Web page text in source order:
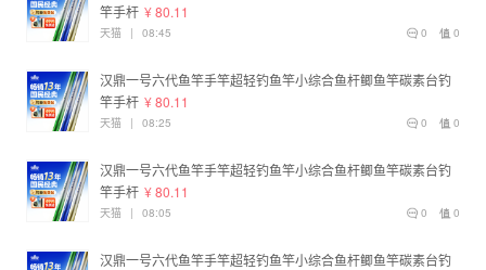
竿手杆 ¥ 80.11
0
0
天猫 | 08:45
汉鼎一号六代鱼竿手竿超轻钓鱼竿小综合鱼杆鲫鱼竿碳素台钓
竿手杆 ¥ 80.11
0
0
天猫 | 08:25
汉鼎一号六代鱼竿手竿超轻钓鱼竿小综合鱼杆鲫鱼竿碳素台钓
竿手杆 ¥ 80.11
0
0
天猫 | 08:05
汉鼎一号六代鱼竿手竿超轻钓鱼竿小综合鱼杆鲫鱼竿碳素台钓